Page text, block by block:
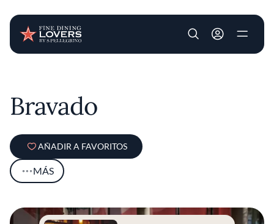
User account
Bravado
AÑADIR A FAVORITOS
MÁS